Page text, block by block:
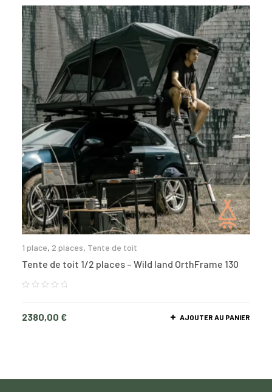
1 place, 2 places, Tente de toit
Tente de toit 1/2 places – Wild land OrthFrame 130
2380,00 € AJOUTER AU PANIER